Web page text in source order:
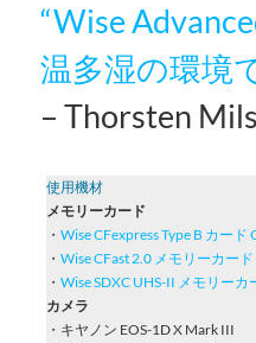
“Wise
温多湿の環境
– Thorsten
使用機材
メモリーカード
・ Wise CFexpress Type B カー
・ Wise CFast 2.0 メモリーカード
・ Wise SDXC UHS-II メモリーカ
カメラ
・キヤノン EOS-1D X Mark III